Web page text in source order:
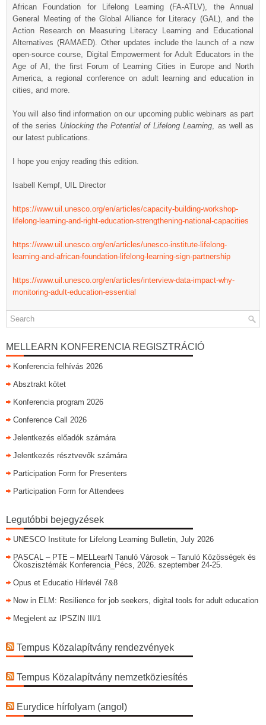
African Foundation for Lifelong Learning (FA-ATLV), the Annual
General Meeting of the Global Alliance for Literacy (GAL), and the
Action Research on Measuring Literacy Learning and Educational
Alternatives (RAMAED). Other updates include the launch of a new
open-source course, Digital Empowerment for Adult Educators in the
Age of AI, the first Forum of Learning Cities in Europe and North
America, a regional conference on adult learning and education in
cities, and more.
You will also find information on our upcoming public webinars as part
of the series Unlocking the Potential of Lifelong Learning, as well as
our latest publications.
I hope you enjoy reading this edition.
Isabell Kempf, UIL Director
https://www.uil.unesco.org/en/articles/capacity-building-workshop-
lifelong-learning-and-right-education-strengthening-national-capacities
https://www.uil.unesco.org/en/articles/unesco-institute-lifelong-
learning-and-african-foundation- lifelong-learning-sign-partnership
https://www.uil.unesco.org/en/articles/interview-data-impact-why-
monitoring-adult-education-essential
MELLEARN KONFERENCIA REGISZTRÁCIÓ
Konferencia felhívás 2026
Absztrakt kötet
Konferencia program 2026
Conference Call 2026
Jelentkezés előadók számára
Jelentkezés résztvevők számára
Participation Form for Presenters
Participation Form for Attendees
Legutóbbi bejegyzések
UNESCO Institute for Lifelong Learning Bulletin, July 2026
PASCAL – PTE – MELLearN Tanuló Városok – Tanuló Közösségek és
Ökoszisztémák Konferencia_Pécs, 2026. szeptember 24-25.
Opus et Educatio Hírlevél 7&8
Now in ELM: Resilience for job seekers, digital tools for adult education
Megjelent az IPSZIN III/1
Tempus Közalapítvány rendezvények
Tempus Közalapítvány nemzetköziesítés
Eurydice hírfolyam (angol)